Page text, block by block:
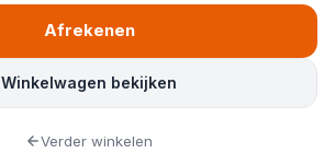
Winkelwagen bekijken
Afrekenen
Verder winkelen